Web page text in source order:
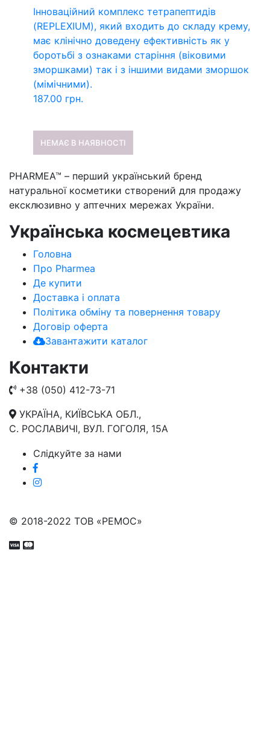
Інноваційний комплекс тетрапептидів
(REPLEXIUM), який входить до складу крему,
має клінічно доведену ефективність як у
боротьбі з ознаками старіння (віковими
зморшками) так і з іншими видами зморшок
(мімічними).
187.00 грн.
НЕМАЄ В НАЯВНОСТІ
PHARMEA™ – перший український бренд
натуральної косметики створений для продажу
ексклюзивно у аптечних мережах України.
Українська космецевтика
Головна
Про Pharmea
Де купити
Доставка і оплата
Політика обміну та повернення товару
Договір оферта
Завантажити каталог
Контакти
+38 (050) 412-73-71
УКРАЇНА, КИЇВСЬКА ОБЛ.,
С. РОСЛАВИЧІ, ВУЛ. ГОГОЛЯ, 15А
Слідкуйте за нами
© 2018-2022 ТОВ «РЕМОС»